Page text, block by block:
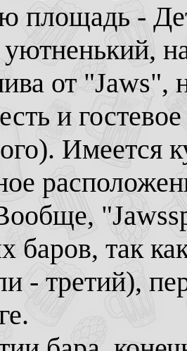
площадь -
от "Jaws",
и
Имеется
баров, так
- третий),